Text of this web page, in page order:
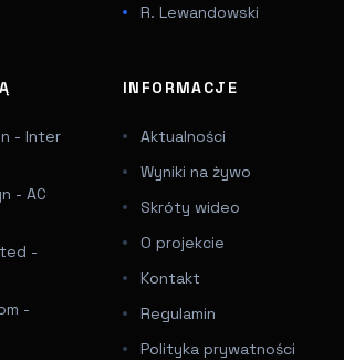
R. Lewandowski
- Inter
- AC
-
-
INFORMACJE
Aktualności
Wyniki na żywo
Skróty wideo
O projekcie
Kontakt
Regulamin
Polityka prywatności